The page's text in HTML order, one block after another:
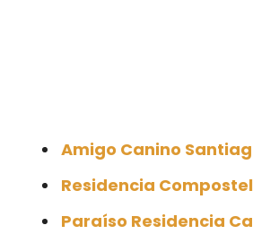
Amigo Canino
Residencia
Paraíso Residencia